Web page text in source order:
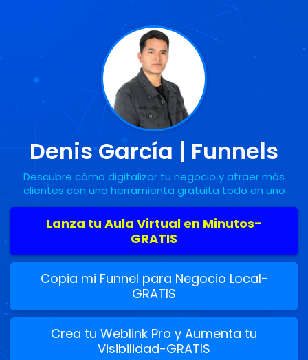
Denis García | Funnels
Descubre cómo digitalizar tu negocio y atraer más
clientes con una herramienta gratuita todo en uno
Lanza tu Aula Virtual en Minutos-
GRATIS
Copia mi Funnel para Negocio Local-
GRATIS
Crea tu Weblink Pro y Aumenta tu
Visibilidad-GRATIS